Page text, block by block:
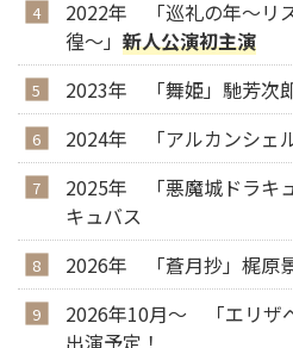
2022年 「巡礼の年〜リ
徨〜」 新人公演初主演
2023年 「舞姫」馳芳次
2024年 「アルカンシェ
2025年 「悪魔城ドラキ
キュバス
2026年 「蒼月抄」梶原
2026年10月～ 「エリザ
出演予定！